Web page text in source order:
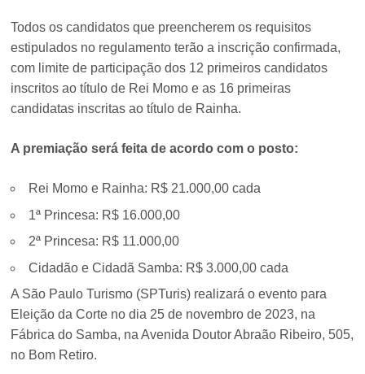
Todos os candidatos que preencherem os requisitos
estipulados no regulamento terão a inscrição confirmada,
com limite de participação dos 12 primeiros candidatos
inscritos ao título de Rei Momo e as 16 primeiras
candidatas inscritas ao título de Rainha.
A premiação será feita de acordo com o posto:
Rei Momo e Rainha: R$ 21.000,00 cada
1ª Princesa: R$ 16.000,00
2ª Princesa: R$ 11.000,00
Cidadão e Cidadã Samba: R$ 3.000,00 cada
A São Paulo Turismo (SPTuris) realizará o evento para
Eleição da Corte no dia 25 de novembro de 2023, na
Fábrica do Samba, na Avenida Doutor Abraão Ribeiro, 505,
no Bom Retiro.